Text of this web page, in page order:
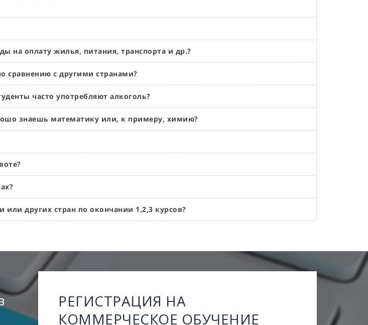
на оплату жилья, питания, транспорта и др.?
сравнению с другими странами?
часто употребляют алкоголь?
знаешь математику или, к примеру, химию?
других стран по окончании 1,2,3 курсов?
РЕГИСТРАЦИЯ НА
КОММЕРЧЕСКОЕ ОБУЧЕНИЕ